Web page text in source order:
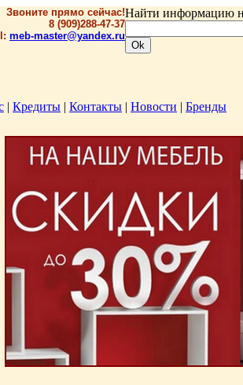
Звоните прямо сейчас!
8 (909)288-47-37
meb-master@yandex.ru
Найти информацию
| Кредиты | Контакты | Новости | Бренды